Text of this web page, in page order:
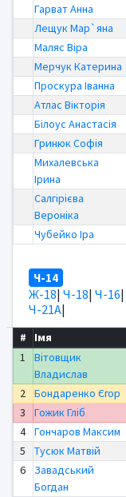
Гарват Анна
Лещук Мар`яна
Маляс Віра
Мерчук Катерина
Проскура Іванна
Атлас Вікторія
Білоус Анастасія
Гринюк Софія
Михалевська
Ірина
Салгірієва
Вероніка
Чубейко Іра
Ч-14
Ж-18| Ч-18| Ч-16|
Ч-21А|
# Імя
1
Вітовщик
Владислав
2 Бондаренко Єгор
3
Гожик Гліб
4
Гончаров Максим
5
Тусюк Матвій
6
Завадський
Богдан